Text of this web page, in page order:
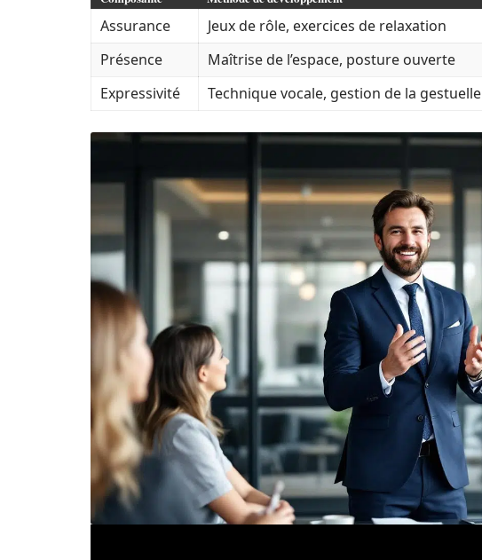
Assurance Jeux de rôle, exercices de relaxation
Présence
Maîtrise de l’espace, posture ouverte
Expressivité
Technique vocale, gestion de la gestuelle